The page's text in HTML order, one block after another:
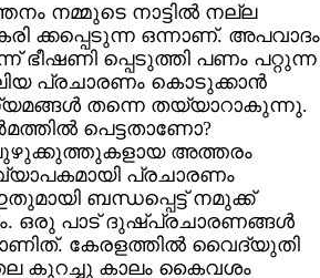
നമ്മുടെ നാട്ടില്‍ നല്ല
ക്കപ്പെടുന്ന ഒന്നാണ്. അപവാദം
ഭീഷണി പ്പെടുത്തി പണം പറ്റുന്ന
പ്രചാരണം കൊടുക്കാന്‍
തന്നെ തയ്യാറാകുന്നു.
പെട്ടതാണോ?
അത്തരം
പ്രചാരണം
ബന്ധപ്പെട്ട് നമുക്ക്
ഒരു പാട് ദുഷ്പ്രചാരണങ്ങള്‍
കേരളത്തില്‍ വൈദ്യുതി
കുറച്ചു കാലം കൈവശം